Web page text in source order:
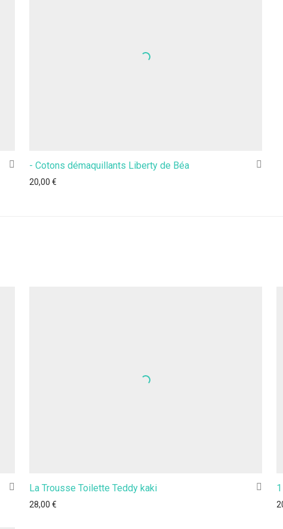
- Cotons démaquillants Liberty de Béa
20,00 €
La Trousse Toilette Teddy kaki
28,00 €